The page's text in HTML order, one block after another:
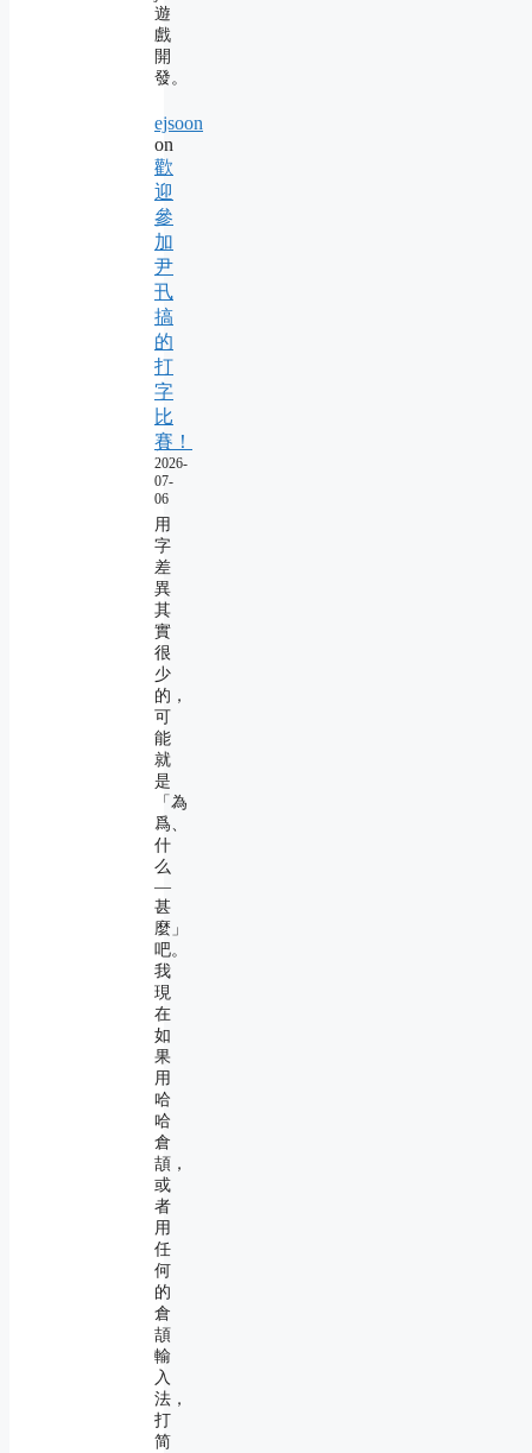
遊
戲
開
發。
ejsoon
on
歡
迎
參
加
尹
卂
搞
的
打
字
比
賽！
2026-
07-
06
用
字
差
異
其
實
很
少
的，
可
能
就
是
「為
爲、
什
么
―
甚
麼」
吧。
我
現
在
如
果
用
哈
哈
倉
頡，
或
者
用
任
何
的
倉
頡
輸
入
法，
打
简